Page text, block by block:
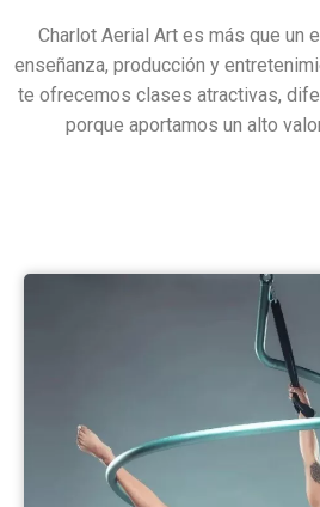
Charlot Aerial Art es más que un
enseñanza, producción y
te ofrecemos clases atractivas,
porque aportamos un alto